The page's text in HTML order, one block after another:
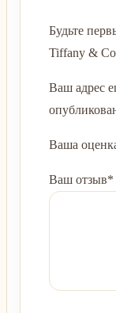
Будьте
Tiffany &
Ваш адрес
Ваша
Ваш отзыв*